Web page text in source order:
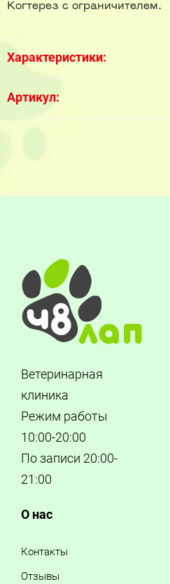
Когтерез с ограничителем.
Характеристики:
Артикул:
Ветеринарная
клиника
Режим работы
10:00-20:00
По записи 20:00-
21:00
О нас
Контакты
Отзывы